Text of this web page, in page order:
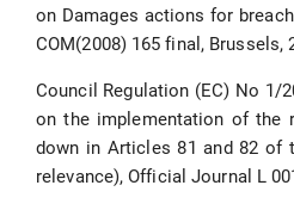
on Damages actions for
COM(2008) 165 final, Brussels,
Council Regulation (EC) No 1/
on the implementation of the
down in Articles 81 and 82 of
relevance), Official Journal L